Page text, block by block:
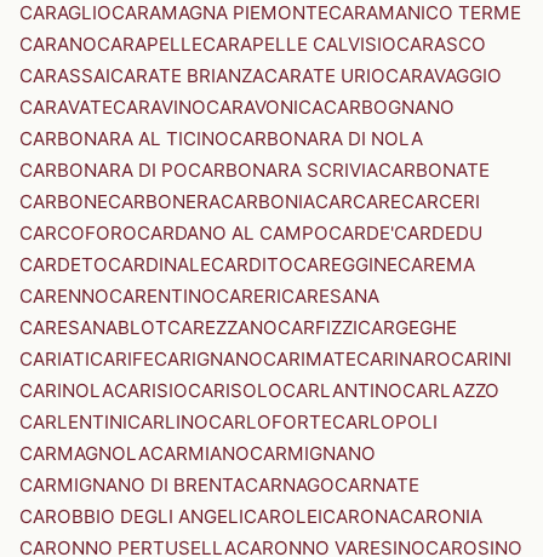
CARAGLIOCARAMAGNA PIEMONTECARAMANICO TERME
CARANOCARAPELLECARAPELLE CALVISIOCARASCO
CARASSAICARATE BRIANZACARATE URIOCARAVAGGIO
CARAVATECARAVINOCARAVONICACARBOGNANO
CARBONARA AL TICINOCARBONARA DI NOLA
CARBONARA DI POCARBONARA SCRIVIACARBONATE
CARBONECARBONERACARBONIACARCARECARCERI
CARCOFOROCARDANO AL CAMPOCARDE'CARDEDU
CARDETOCARDINALECARDITOCAREGGINECAREMA
CARENNOCARENTINOCARERICARESANA
CARESANABLOTCAREZZANOCARFIZZICARGEGHE
CARIATICARIFECARIGNANOCARIMATECARINAROCARINI
CARINOLACARISIOCARISOLOCARLANTINOCARLAZZO
CARLENTINICARLINOCARLOFORTECARLOPOLI
CARMAGNOLACARMIANOCARMIGNANO
CARMIGNANO DI BRENTACARNAGOCARNATE
CAROBBIO DEGLI ANGELICAROLEICARONACARONIA
CARONNO PERTUSELLACARONNO VARESINOCAROSINO